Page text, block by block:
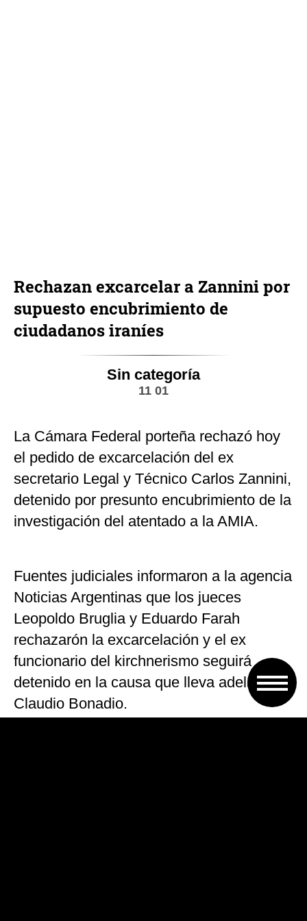
Rechazan excarcelar a Zannini por
supuesto encubrimiento de
ciudadanos iraníes
Sin categoría
11 01
La Cámara Federal porteña rechazó hoy
el pedido de excarcelación del ex
secretario Legal y Técnico Carlos Zannini,
detenido por presunto encubrimiento de la
investigación del atentado a la AMIA.
Fuentes judiciales informaron a la agencia
Noticias Argentinas que los jueces
Leopoldo Bruglia y Eduardo Farah
rechazarón la excarcelación y el ex
funcionario del kirchnerismo seguirá
detenido en la causa que lleva adelante
Claudio Bonadio.